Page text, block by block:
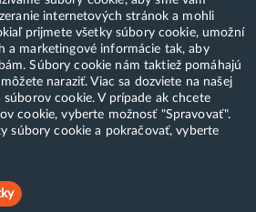
internetových stránok a mohli
prijmete všetky súbory cookie, umožní
a marketingové informácie tak, aby
Súbory cookie nám taktiež pomáhajú
naraziť. Viac sa dozviete na našej
súborov cookie. V prípade ak chcete
cookie, vyberte možnosť "Spravovať".
súbory cookie a pokračovať, vyberte
SSH)
HostCreators. Všetky práva vyhradené